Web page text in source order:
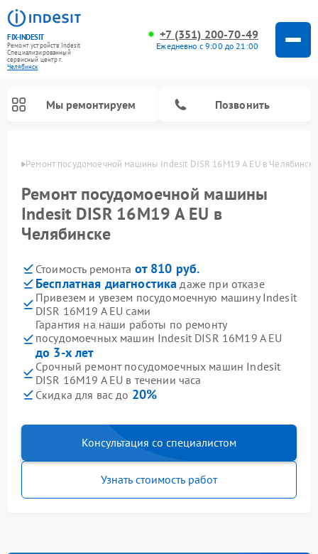
FIX-INDESIT
Ремонт устройств Indesit
Специализированный
cервисный центр г.
Челябинск
+7 (351) 200-70-49
Ежедневно с 9:00 до 21:00
Мы ремонтируем Позвонить
Ремонт посудомоечной машины Indesit DISR 16M19 A EU в Челябинске
Ремонт посудомоечной машины
Indesit DISR 16M19 A EU в
Челябинске
Стоимость ремонта от 810 руб.
Бесплатная диагностика даже при отказе
Привезем и увезем посудомоечную машину Indesit
DISR 16M19 A EU сами
Гарантия на наши работы по ремонту
посудомоечных машин Indesit DISR 16M19 A EU
до 3-х лет
Срочный ремонт посудомоечных машин Indesit
DISR 16M19 A EU в течении часа
Скидка для вас до 20%
Консультация со специалистом
Узнать стоимость работ